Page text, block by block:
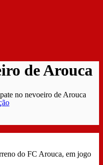
de Arouca
no nevoeiro de Arouca
do FC Arouca, em jogo